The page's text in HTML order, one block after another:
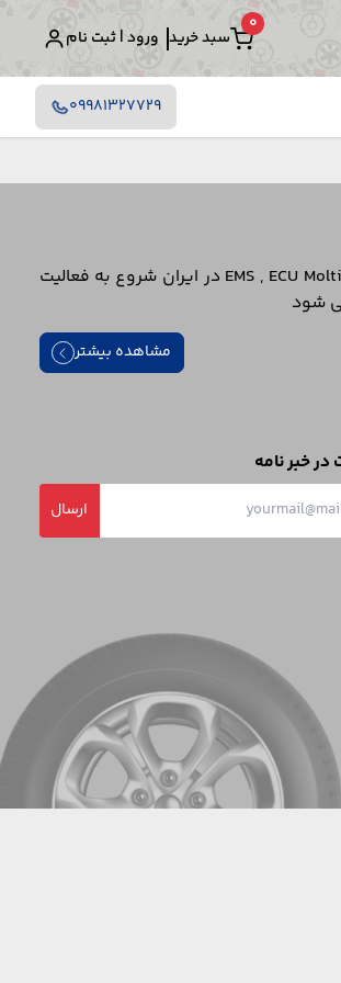
سبد خرید
0
ورود | ثبت‌ نام
09981327729
شرکت تاکاشی ژاپن پس از اجرایی شدن برجام در سال 1399 به صورت رسمی با شماره ثبت 377112 بانام گروه بازرگانی تاکاشی ایران در زمینه قطعات EMS , ECU Moltiplex در ایران شروع به فعالیت
مشاهده بیشتر
خبر نامه
ارسال